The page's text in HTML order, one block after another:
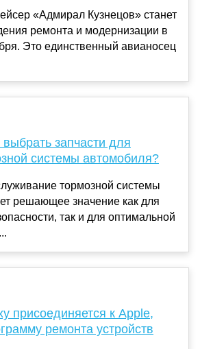
«Адмирал Кузнецов» станет
ремонта и модернизации в
Это единственный авианосец
запчасти для
системы автомобиля?
тормозной системы
решающее значение как для
так и для оптимальной
присоединяется к Apple,
ремонта устройств